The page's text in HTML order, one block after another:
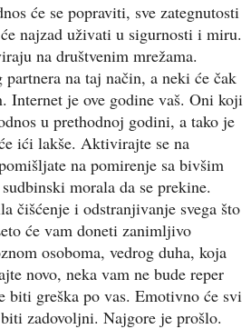
će se popraviti, sve zategnutosti
najzad uživati u sigurnosti i miru.
na društvenim mrežama.
partnera na taj način, a neki će čak
Internet je ove godine vaš. Oni koji
u prethodnoj godini, a tako je
ići lakše. Aktivirajte se na
na pomirenje sa bivšim
morala da se prekine.
čišćenje i odstranjivanje svega što
će vam doneti zanimljivo
osoboma, vedrog duha, koja
novo, neka vam ne bude reper
biti greška po vas. Emotivno će svi
zadovoljni. Najgore je prošlo.